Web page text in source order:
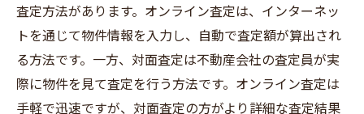
査定方法があります。オンライン査定は、インターネッ
トを通じて物件情報を入力し、自動で査定額が算出され
る方法です。一方、対面査定は不動産会社の査定員が実
際に物件を見て査定を行う方法です。オンライン査定は
手軽で迅速ですが、対面査定の方がより詳細な査定結果